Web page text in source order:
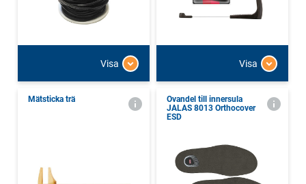
Visa Visa
Mätsticka trä
Ovandel till innersula
JALAS 8013 Orthocover
ESD